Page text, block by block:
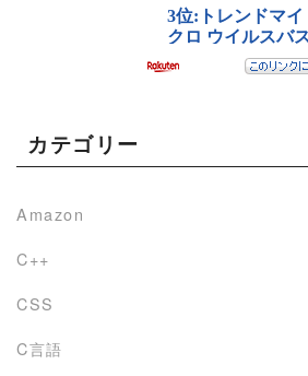
カテゴリー
Amazon
C++
CSS
C言語